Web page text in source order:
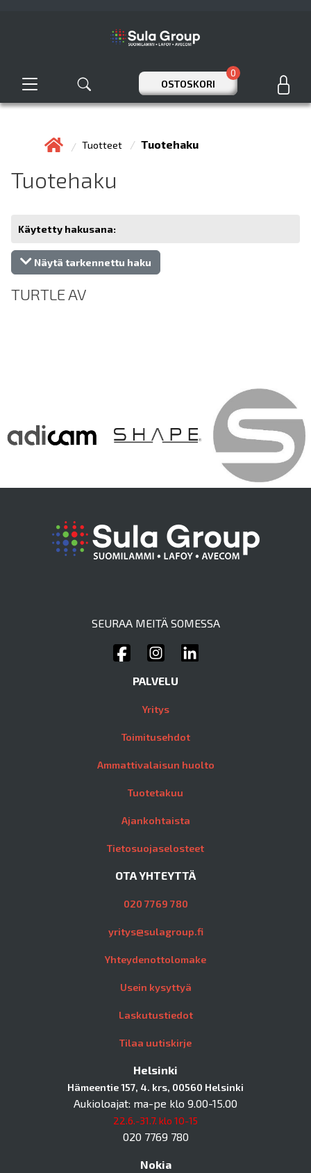
OSTOSKORI
0
Tuotteet Tuotehaku
Tuotehaku
Käytetty hakusana:
Näytä tarkennettu haku
TURTLE AV
SEURAA MEITÄ SOMESSA
PALVELU
Yritys
Toimitusehdot
Ammattivalaisun huolto
Tuotetakuu
Ajankohtaista
Tietosuojaselosteet
OTA YHTEYTTÄ
020 7769 780
yritys@sulagroup.fi
Yhteydenottolomake
Usein kysyttyä
Laskutustiedot
Tilaa uutiskirje
Helsinki
Hämeentie 157, 4. krs, 00560 Helsinki
Aukioloajat: ma-pe klo 9.00-15.00
22.6.-31.7. klo 10-15
020 7769 780
Nokia